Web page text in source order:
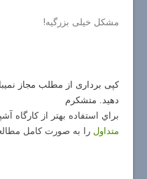
مشکل خیلی بزرگیه!
کپی برداری از مطلب مجاز
دهید. متشکرم
براي استفاده بهتر از كارگاه
متداول را به صورت كامل